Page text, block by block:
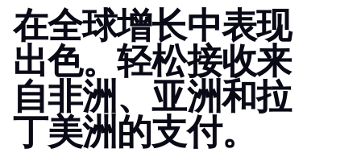
在全球增长中表现
出色。轻松接收来
自非洲、亚洲和拉
丁美洲的支付。